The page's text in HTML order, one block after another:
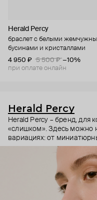
Herald Percy
браслет с белыми
бусинами и кристаллами
4 950 ₽
5 500 ₽ −10%
при оплате онлайн
Herald Percy
Herald Percy – бренд, для
«слишком». Здесь можно
вариациях: от
массивных, которые
образа. Героиня бренда
нужно как минимум 25
внушительный арсенал
поехать на вечеринку